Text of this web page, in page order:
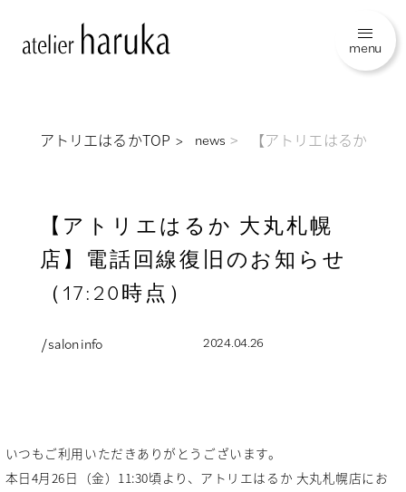
menu
アトリエはるかTOP news 【アトリエはるか 大
【アトリエはるか 大丸札幌
店】電話回線復旧のお知らせ
（17:20時点）
/ salon info 2024.04.26
いつもご利用いただきありがとうございます。
本日4月26日（金）11:30頃より、アトリエはるか 大丸札幌店にお